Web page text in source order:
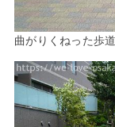
曲がりくねった歩